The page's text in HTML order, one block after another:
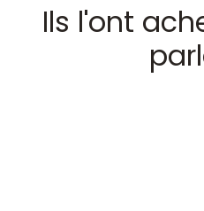
Ils l'ont